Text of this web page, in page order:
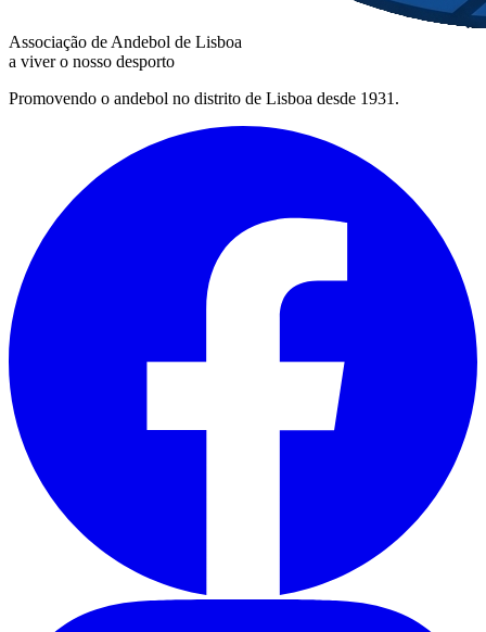
Associação de Andebol de Lisboa
a viver o nosso desporto
Promovendo o andebol no distrito de Lisboa desde 1931.